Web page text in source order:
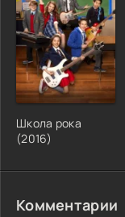
Школа рока
(2016)
Комментарии